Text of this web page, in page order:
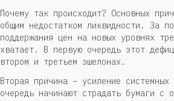
Почему так происходит? Основных
общим недостатком ликвидности. За
поддержания цен на новых уровнях
хватает. В первую очередь этот
втором и третьем эшелонах.
Вторая причина – усиление
очередь начинают страдать бумаги с